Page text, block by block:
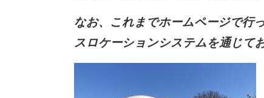
なお、これまでホームページで行
スロケーションシステムを通じて